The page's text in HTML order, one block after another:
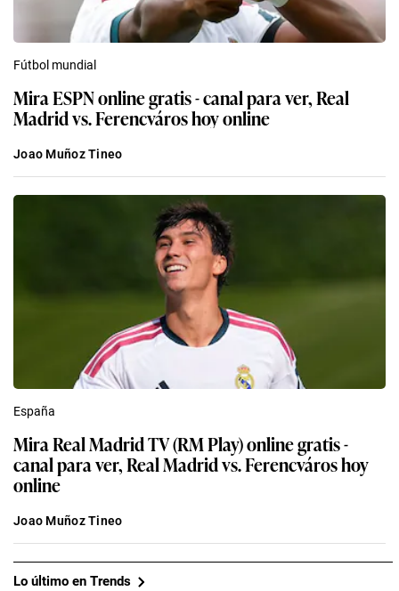
Fútbol mundial
Mira ESPN online gratis - canal para ver, Real
Madrid vs. Ferencváros hoy online
Joao Muñoz Tineo
España
Mira Real Madrid TV (RM Play) online gratis -
canal para ver, Real Madrid vs. Ferencváros hoy
online
Joao Muñoz Tineo
Lo último en Trends